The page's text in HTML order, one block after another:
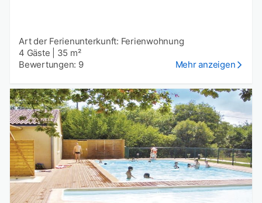
Art der Ferienunterkunft: Ferienwohnung
4 Gäste
35 m²
Bewertungen: 9
Mehr anzeigen